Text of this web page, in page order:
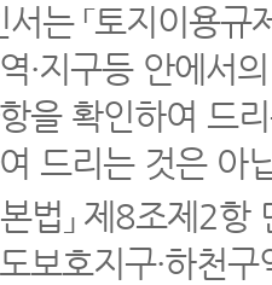
는 「토지이용
·지구등 안에서
을 확인하여 드
드리는 것은 아
법」 제8조제2
보호지구·하천